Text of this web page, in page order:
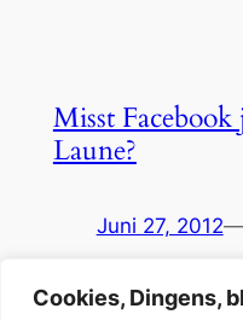
Cookies, Dingens,
Misst Facebook
Laune?
Juni 27, 2012—
Nachtrag, 28.6.: Mit